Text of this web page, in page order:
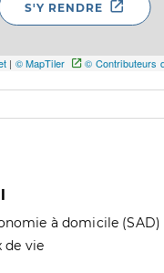
| © MapTiler © Contributeurs
S'Y RENDRE
à domicile (SAD)
de vie